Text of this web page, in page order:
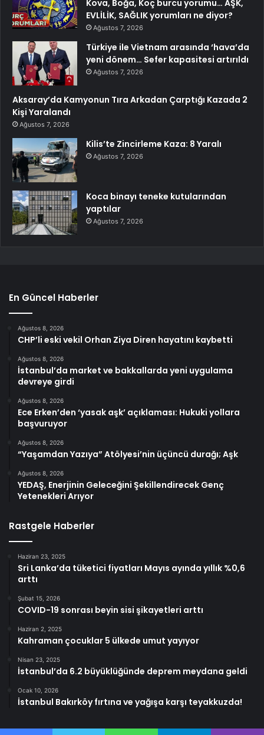
Kova, Boğa, Koç burcu yorumu… AŞK,
EVLİLİK, SAĞLIK yorumları ne diyor?
Ağustos 7, 2026
Türkiye ile Vietnam arasında ‘hava’da
yeni dönem… Sefer kapasitesi artırıldı
Ağustos 7, 2026
Aksaray’da Kamyonun Tıra Arkadan Çarptığı Kazada 2
Kişi Yaralandı
Ağustos 7, 2026
Kilis’te Zincirleme Kaza: 8 Yaralı
Ağustos 7, 2026
Koca binayı teneke kutularından
yaptılar
Ağustos 7, 2026
En Güncel Haberler
Ağustos 8, 2026
CHP’li eski vekil Orhan Ziya Diren hayatını kaybetti
Ağustos 8, 2026
İstanbul’da market ve bakkallarda yeni uygulama
devreye girdi
Ağustos 8, 2026
Ece Erken’den ‘yasak aşk’ açıklaması: Hukuki yollara
başvuruyor
Ağustos 8, 2026
“Yaşamdan Yazıya” Atölyesi’nin üçüncü durağı; Aşk
Ağustos 8, 2026
YEDAŞ, Enerjinin Geleceğini Şekillendirecek Genç
Yetenekleri Arıyor
Rastgele Haberler
Haziran 23, 2025
Sri Lanka’da tüketici fiyatları Mayıs ayında yıllık %0,6
arttı
Şubat 15, 2026
COVID-19 sonrası beyin sisi şikayetleri arttı
Haziran 2, 2025
Kahraman çocuklar 5 ülkede umut yayıyor
Nisan 23, 2025
İstanbul’da 6.2 büyüklüğünde deprem meydana geldi
Ocak 10, 2026
İstanbul Bakırköy fırtına ve yağışa karşı teyakkuzda!